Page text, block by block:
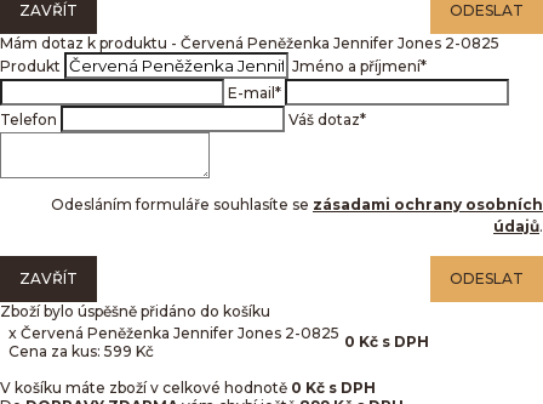
ZAVŘÍT
ODESLAT
Mám dotaz k produktu - Červená Peněženka Jennifer Jones 2-0825
Produkt
Jméno a příjmení*
E-mail *
Telefon
Váš dotaz*
Odesláním formuláře souhlasíte se zásadami ochrany osobních
údajů.
ZAVŘÍT
ODESLAT
Zboží bylo úspěšně přidáno do košíku
x Červená Peněženka Jennifer Jones 2-0825
Cena za kus: 599 Kč
0 Kč s DPH
V košíku máte zboží v celkové hodnotě 0 Kč s DPH